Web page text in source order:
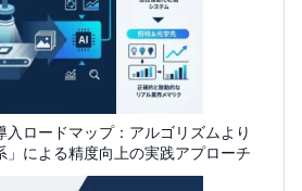
ロードマップ：アルゴリズムより
」による精度向上の実践アプローチ